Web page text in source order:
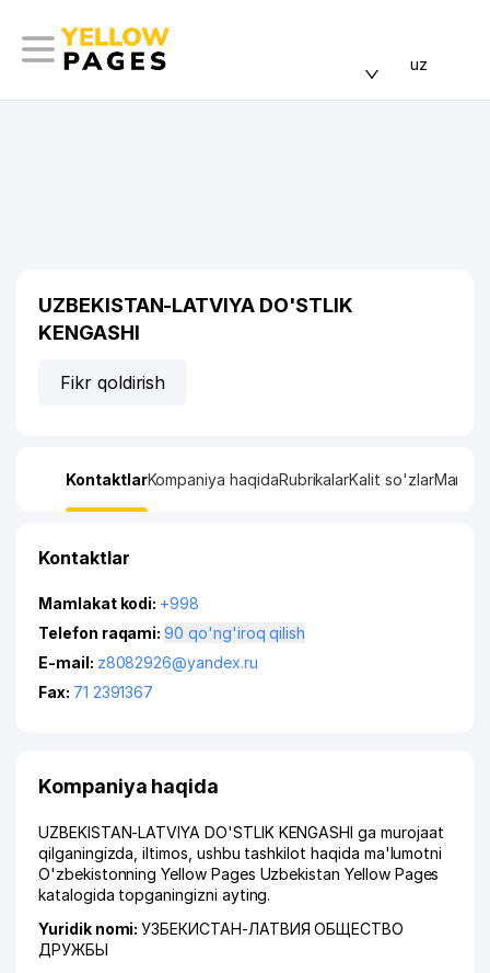
uz
UZBEKISTAN-LATVIYA DO'STLIK
KENGASHI
Fikr qoldirish
KontaktlarKompaniya haqidaRubrikalarKalit so'zlarManzil
Kontaktlar
Mamlakat kodi: +998
Telefon raqami:
90 qo'ng'iroq qilish
E-mail: z8082926@yandex.ru
Fax: 71 2391367
Kompaniya haqida
UZBEKISTAN-LATVIYA DO'STLIK KENGASHI ga murojaat
qilganingizda, iltimos, ushbu tashkilot haqida ma'lumotni
O'zbekistonning Yellow Pages Uzbekistan Yellow Pages
katalogida topganingizni ayting.
Yuridik nomi:УЗБЕКИСТАН-ЛАТВИЯ ОБЩЕСТВО
ДРУЖБЫ